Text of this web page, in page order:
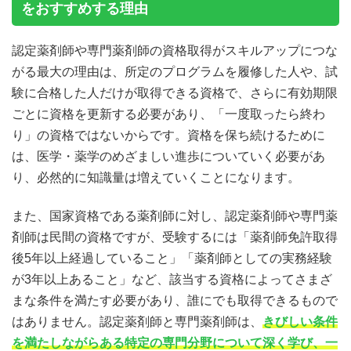
をおすすめする理由
認定薬剤師や専門薬剤師の資格取得がスキルアップにつな
がる最大の理由は、所定のプログラムを履修した人や、試
験に合格した人だけが取得できる資格で、さらに有効期限
ごとに資格を更新する必要があり、「一度取ったら終わ
り」の資格ではないからです。資格を保ち続けるために
は、医学・薬学のめざましい進歩についていく必要があ
り、必然的に知識量は増えていくことになります。
また、国家資格である薬剤師に対し、認定薬剤師や専門薬
剤師は民間の資格ですが、受験するには「薬剤師免許取得
後5年以上経過していること」「薬剤師としての実務経験
が3年以上あること」など、該当する資格によってさまざ
まな条件を満たす必要があり、誰にでも取得できるもので
はありません。認定薬剤師と専門薬剤師は、 きびしい条件
を満たしながらある特定の専門分野について深く学び、一